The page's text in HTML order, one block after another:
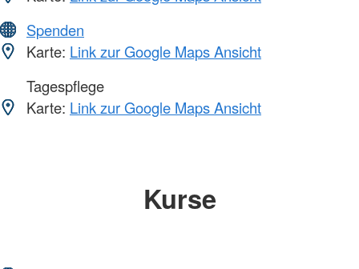
Spenden
Karte: Link zur Google Maps Ansicht
Tagespflege
Karte: Link zur Google Maps Ansicht
Kurse